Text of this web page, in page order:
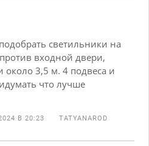
светильники на
входной двери,
около 3,5 м. 4 подвеса и
что лучше
В 20:23 TATYANAROD